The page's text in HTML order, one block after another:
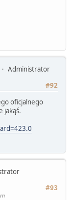
Administrator
#92
oficjalnego
jakąś.
#93